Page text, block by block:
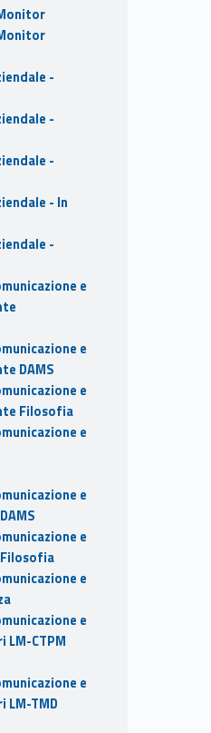
-
-
-
- In
-
e
e
DAMS
e
Filosofia
e
e
e
e
e
CTPM
e
TMD